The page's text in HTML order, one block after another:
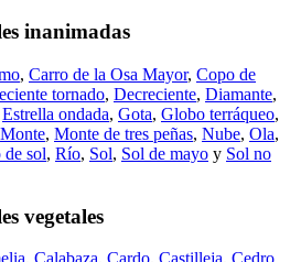
inanimadas
, Carro de la Osa Mayor, Copo de
tornado, Decreciente, Diamante,
Estrella ondada, Gota, Globo terráqueo,
Monte, Monte de tres peñas, Nube, Ola,
de sol, Río, Sol, Sol de mayo y Sol no
vegetales